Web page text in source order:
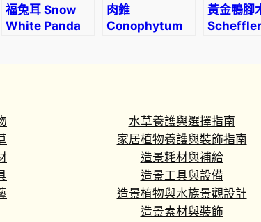
福兔耳 Snow
White Panda
肉錐
Conophytum
黃金鴨腳
水草養護與選擇指南
家居植物養護與裝飾指南
造景耗材與補給
造景工具與設備
造景植物與水族景觀設計
造景素材與裝飾